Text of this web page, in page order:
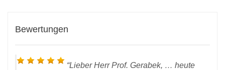
Bewertungen
Lieber Herr Prof. Gerabek, … heute